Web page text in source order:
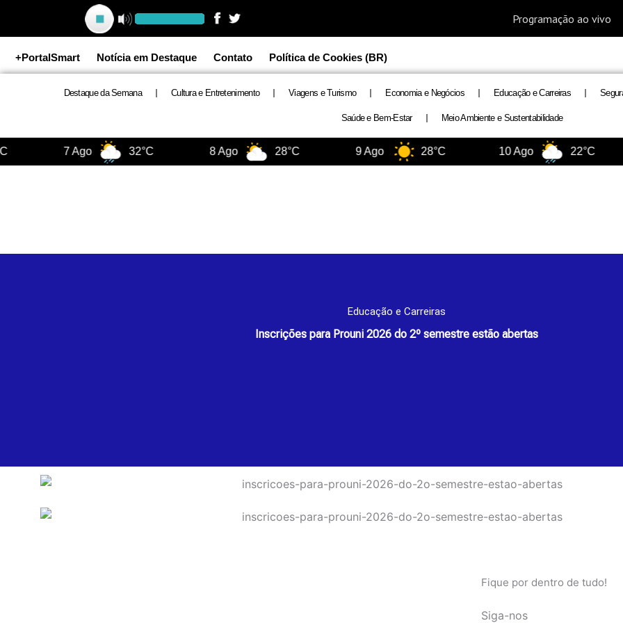
conteúdo
+PortalSmart Notícia em Destaque Contato Política de Cookies (BR)
Destaque da Semana Cultura e Entretenimento Viagens e Turismo Economia e Negócios Educação e Carreiras
Saúde e Bem-Estar Meio Ambiente e Sustentabilidade
7 Ago 32°C 8 Ago 28°C 9 Ago 28°C 10 Ago 22°C
Educação e Carreiras
Inscrições para Prouni 2026 do 2º semestre estão abertas
Fique por dentro de tudo!
Siga-nos